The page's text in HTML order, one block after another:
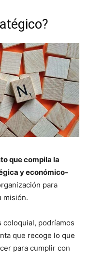
que compila la
y económico-
para
misión.
coloquial, podríamos
que recoge lo que
para cumplir con